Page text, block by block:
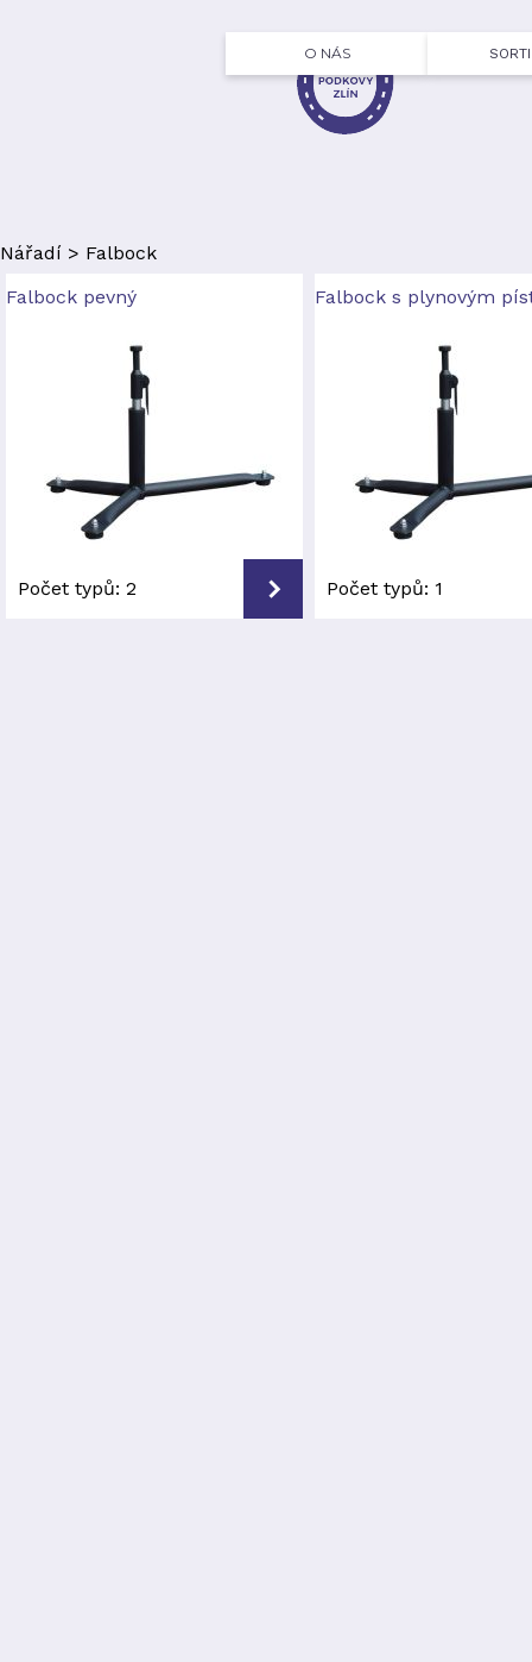
O NÁS
Nářadí > Falbock
Falbock pevný
Počet typů: 2
Falbock s plynovým
Počet typů: 1